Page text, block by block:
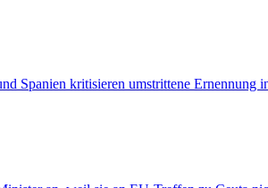
Spanien kritisieren umstrittene Ernennung